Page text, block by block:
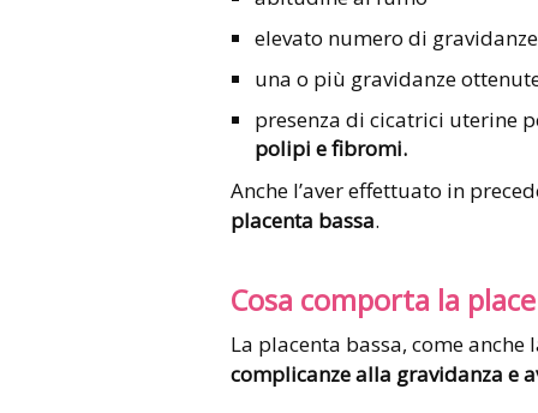
elevato numero di
una o più gravidanze
presenza di cicatrici uterine
polipi e fibromi.
Anche l’aver effettuato in
placenta bassa.
Cosa comporta la
La placenta bassa, come
complicanze alla gravidanza e